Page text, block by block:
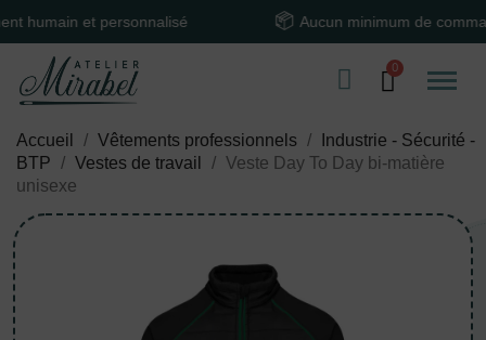
et personnalisé Aucun minimum de commande
Accueil Vêtements professionnels
Industrie - Sécurité -
BTP
Vestes de travail
Veste Day To Day bi-matière
unisexe